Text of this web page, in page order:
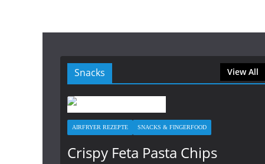
Snacks View All
AIRFRYER REZEPTE SNACKS & FINGERFOOD
Crispy Feta Pasta Chips